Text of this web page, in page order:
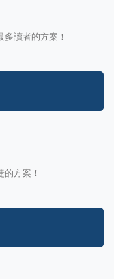
讀者的方案！
方案！